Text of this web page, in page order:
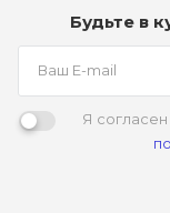
Будьте в
Я согласен